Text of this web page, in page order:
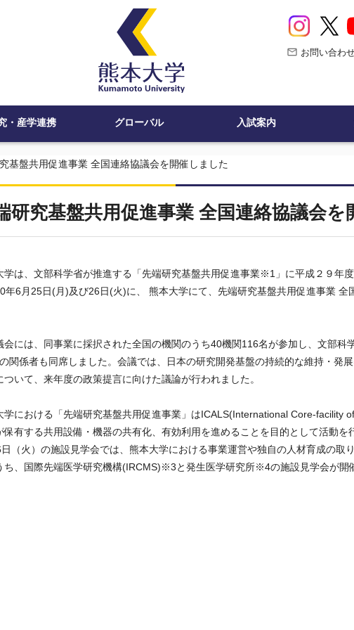
mail_outline お問い合わ
・産学連携 グローバル 入試案内
基盤共用促進事業 全国連絡協議会を開催しました
研究基盤共用促進事業 全国連絡協議会を
学は、文部科学省が推進する「先端研究基盤共用促進事業※1」に平成２９年度
年6月25日(月)及び26日(火)に、 熊本大学にて、先端研究基盤共用促進事業 全
会には、同事業に採択された全国の機関のうち40機関116名が参加し、文部科
関係者も同席しました。会議では、日本の研究開発基盤の持続的な維持・発
ついて、来年度の政策提言に向けた議論が行われました。
学における「先端研究基盤共用促進事業」はICALS(International Core-facility
保有する共用設備・機器の共有化、有効利用を進めることを目的として活動を
（火）の施設見学会では、熊本大学における事業運営や独自の人材育成の取
ち、国際先端医学研究機構(IRCMS)※3と発生医学研究所※4の施設見学会が開